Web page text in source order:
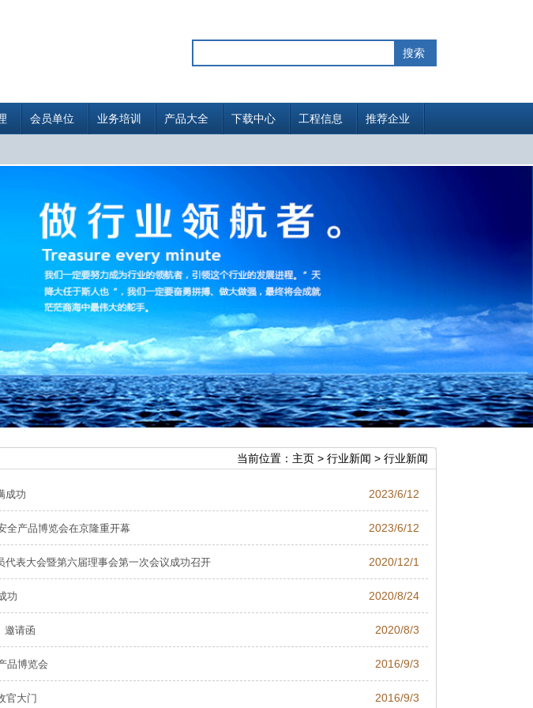
会员单位 业务培训 产品大全 下载中心 工程信息 推荐企业
当前位置： 主页 > 行业新闻 > 行业新闻
2023/6/12
成功
2023/6/12
全产品博览会在京隆重开幕
2020/12/1
表大会暨第六届理事会第一次会议成功召开
2020/8/24
功
2020/8/3
邀请函
2016/9/3
品博览会
2016/9/3
官大门